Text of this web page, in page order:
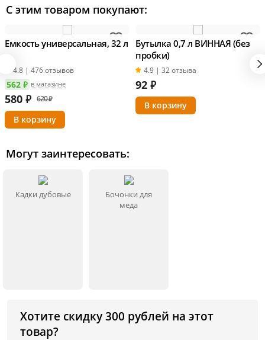
Обжиг придает напиткам акцентированный тон,
приятный легкий аромат и вкус.
Степень обжига уточняйте у менеджера. В
наличии бочки среднего и сильного обжига.
Информация о технических характеристиках, комплектации и
внешнем виде товара основывается на последних доступных
данных от поставщика.
С этим товаром покупают:
Емкость универсальная, 32 л
4.8 | 476 отзывов
562 ₽ в магазине
580 ₽ 620 ₽
Бутылка 0,7 л ВИННАЯ (без
пробки)
4.9 | 32 отзыва
92 ₽
Могут заинтересовать:
Кадки дубовые
Бочонки для
меда
Хотите скидку 300 рублей на этот
товар?